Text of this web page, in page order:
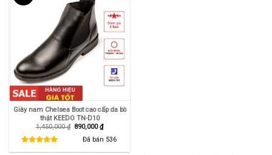
Giày nam Chelsea Boot cao cấp da bò
thật KEEDO TN-D10
1,450,000₫ Giá
1,450,000 ₫.
890,000₫Giá
hiện
tại
là:
890,000 ₫.
Đã bán 536